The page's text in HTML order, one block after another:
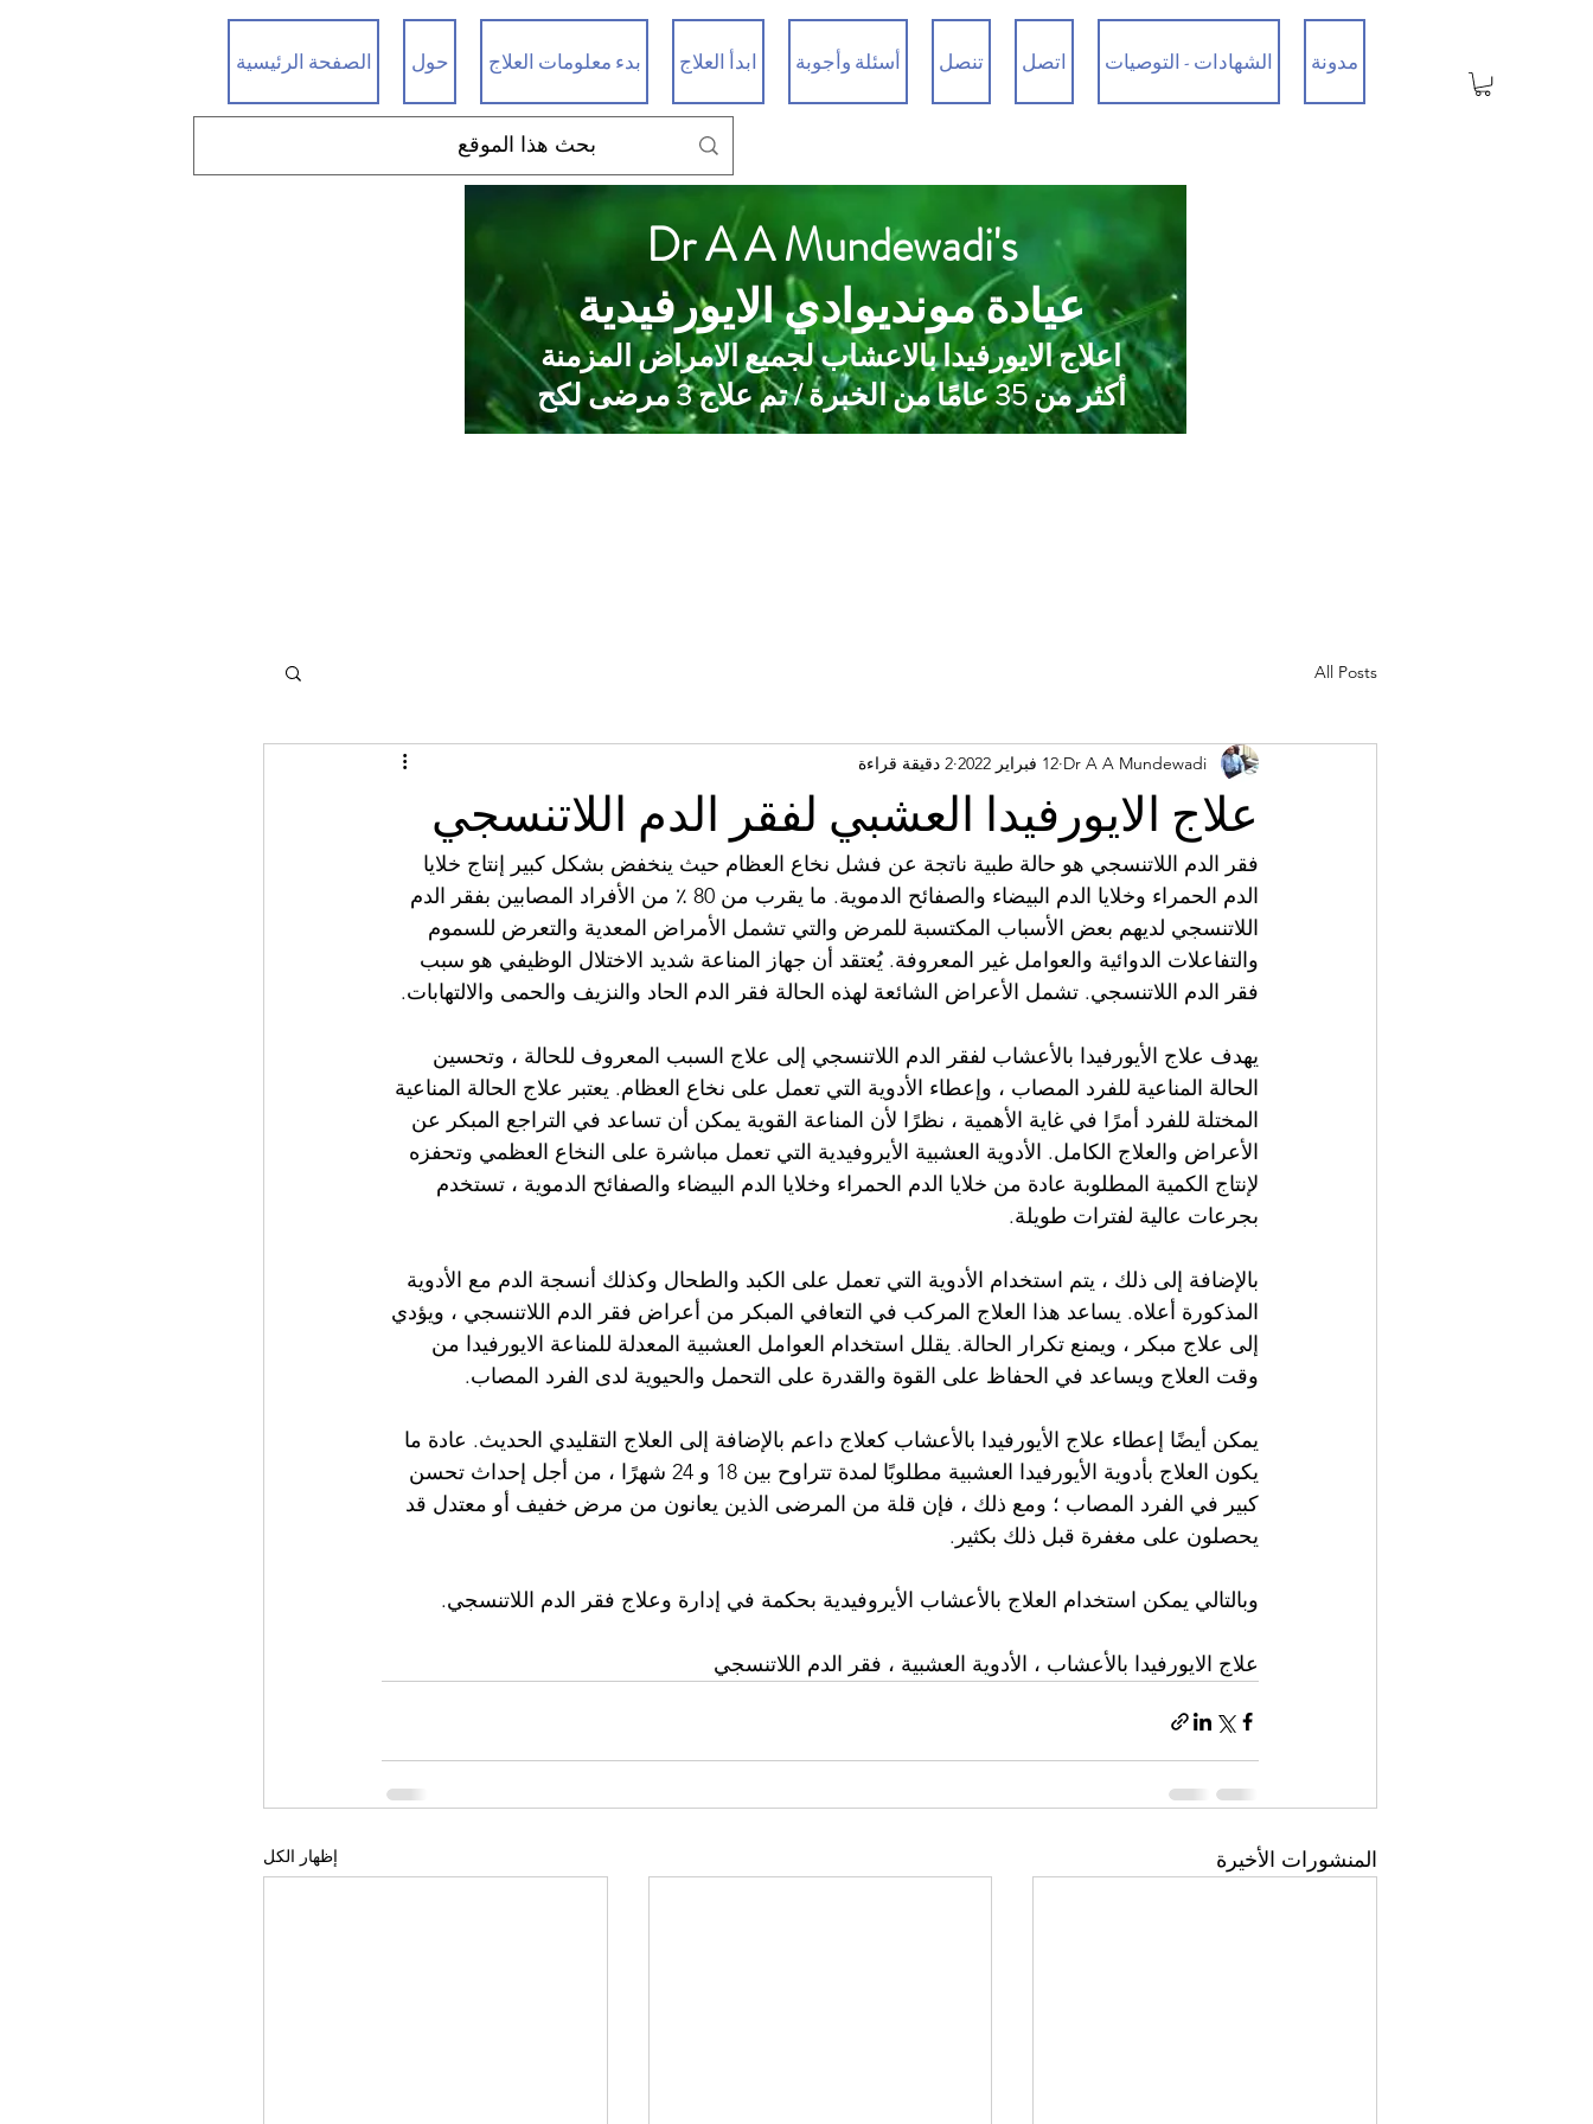
الصفحة الرئيسية حول بدء معلومات العلاج ابدأ العلاج أسئلة وأجوبة تنصل اتصل الشهادات - التوصيات مدونة
Dr A A Mundewadi's
عيادة مونديوادي الايورفيدية
اعلاج الايورفيدا بالاعشاب لجميع الامراض المزمنة
أكثر من 35 عامًا من الخبرة / تم علاج 3 مرضى لكح
All Posts
علاج الايورفيدا العشبي لفقر الدم اللاتنسجي
Dr A A Mundewadi 12 فبراير 2022 2 دقيقة قراءة
فقر الدم اللاتنسجي هو حالة طبية ناتجة عن فشل نخاع العظام حيث ينخفض ​​بشكل كبير إنتاج خلايا
الدم الحمراء وخلايا الدم البيضاء والصفائح الدموية. ما يقرب من 80 ٪ من الأفراد المصابين بفقر الدم
اللاتنسجي لديهم بعض الأسباب المكتسبة للمرض والتي تشمل الأمراض المعدية والتعرض للسموم
والتفاعلات الدوائية والعوامل غير المعروفة. يُعتقد أن جهاز المناعة شديد الاختلال الوظيفي هو سبب
فقر الدم اللاتنسجي. تشمل الأعراض الشائعة لهذه الحالة فقر الدم الحاد والنزيف والحمى والالتهابات.
يهدف علاج الأيورفيدا بالأعشاب لفقر الدم اللاتنسجي إلى علاج السبب المعروف للحالة ، وتحسين
الحالة المناعية للفرد المصاب ، وإعطاء الأدوية التي تعمل على نخاع العظام. يعتبر علاج الحالة المناعية
المختلة للفرد أمرًا في غاية الأهمية ، نظرًا لأن المناعة القوية يمكن أن تساعد في التراجع المبكر عن
الأعراض والعلاج الكامل. الأدوية العشبية الأيروفيدية التي تعمل مباشرة على النخاع العظمي وتحفزه
لإنتاج الكمية المطلوبة عادة من خلايا الدم الحمراء وخلايا الدم البيضاء والصفائح الدموية ، تستخدم
بجرعات عالية لفترات طويلة.
بالإضافة إلى ذلك ، يتم استخدام الأدوية التي تعمل على الكبد والطحال وكذلك أنسجة الدم مع الأدوية
المذكورة أعلاه. يساعد هذا العلاج المركب في التعافي المبكر من أعراض فقر الدم اللاتنسجي ، ويؤدي
إلى علاج مبكر ، ويمنع تكرار الحالة. يقلل استخدام العوامل العشبية المعدلة للمناعة الايورفيدا من
وقت العلاج ويساعد في الحفاظ على القوة والقدرة على التحمل والحيوية لدى الفرد المصاب.
يمكن أيضًا إعطاء علاج الأيورفيدا بالأعشاب كعلاج داعم بالإضافة إلى العلاج التقليدي الحديث. عادة ما
يكون العلاج بأدوية الأيورفيدا العشبية مطلوبًا لمدة تتراوح بين 18 و 24 شهرًا ، من أجل إحداث تحسن
كبير في الفرد المصاب ؛ ومع ذلك ، فإن قلة من المرضى الذين يعانون من مرض خفيف أو معتدل قد
يحصلون على مغفرة قبل ذلك بكثير.
وبالتالي يمكن استخدام العلاج بالأعشاب الأيروفيدية بحكمة في إدارة وعلاج فقر الدم اللاتنسجي.
علاج الايورفيدا بالأعشاب ، الأدوية العشبية ، فقر الدم اللاتنسجي
المنشورات الأخيرة إظهار الكل